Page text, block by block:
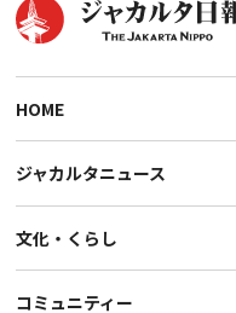
HOME
ジャカルタニュース
文化・くらし
コミュニティー